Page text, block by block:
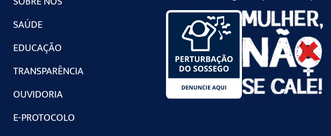
SAÚDE
EDUCAÇÃO
TRANSPARÊNCIA
OUVIDORIA
E-PROTOCOLO